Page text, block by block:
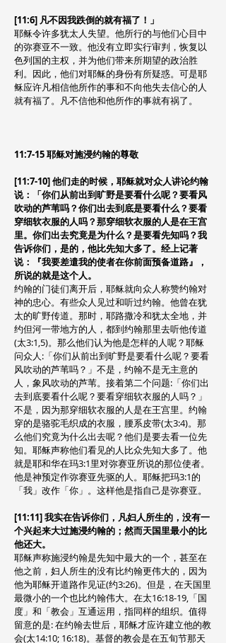
[11:6] 凡不因我跌倒的就有福了！」
耶稣令许多犹太人失望。他所行的与他们心目中
的弥赛亚不一致。他没有立即实行审判，恢复以
色列国的主权，并为他们带来所期望的政治胜
利。因此，他们对耶稣的身份有所疑惑。可是耶
稣应许凡相信他所作的事和不向他失去信心的人
就有福了。凡不信他和他所作的事就有祸了。
11:7-15 耶稣对施浸约翰的尊敬
[11:7-10] 他们走的时候，耶稣就对众人讲论约翰
说：「你们从前出到旷野是要看什么呢？要看风
吹动的芦苇吗？你们出去到底是要看什么？要看
穿细软衣服的人吗？那穿细软衣服的人是在王宫
里。你们出去究竟是为什么？是要看先知吗？我
告诉你们，是的，他比先知大多了。经上记著
说：『我要差遣我的使者在你前面预备道路』，
所说的就是这个人。
约翰的门徒们离开后，耶稣就向众人称赞约翰对
神的忠心。有些众人见过和听过约翰。他曾在犹
太的旷野传道。那时，耶路撒冷和犹太全地，并
约但河一带地方的人，都到约翰那里去听他传道
(太3:1,5)。那么他们认为他是怎样的人呢？耶稣
问众人:「你们从前出到旷野是要看什么呢？要看
风吹动的芦苇吗？」不是，约翰不是无主意的
人，象风吹动的芦苇。接着第二个问题:「你们出
去到底要看什么呢？要看穿细软衣服的人吗？」
不是，因为那穿细软衣服的人是在王宫里。约翰
穿的是骆驼毛织成的衣服，腰系皮带(太3:4)。那
么他们究竟为什么出去呢？他们是要去看一位先
知。耶稣声称他们看见的人比众先知大多了。他
就是耶和华在玛3:1里对弥赛亚所说的那位使者。
他是神预定作弥赛亚先驱的人。耶稣把玛3:1的
「我」改作「你」。这样他是指自己是弥赛亚。
[11:11] 我实在告诉你们，凡妇人所生的，没有一
个兴起来大过施浸约翰的；然而天国里最小的比
他还大。
耶稣声称施浸约翰是先知中最大的一个，甚至在
他之前，妇人所生的没有比约翰更伟大的，因为
他为耶稣开道路作见证(约3:26)。但是，在天国里
最微小的一个也比约翰伟大。在太16:18-19,「国
度」和「教会」互通运用，指同样的组织。值得
留意的是: 在约翰去世后，耶稣才应许建立他的教
会(太14:10; 16:18)。基督的教会是在五旬节那天